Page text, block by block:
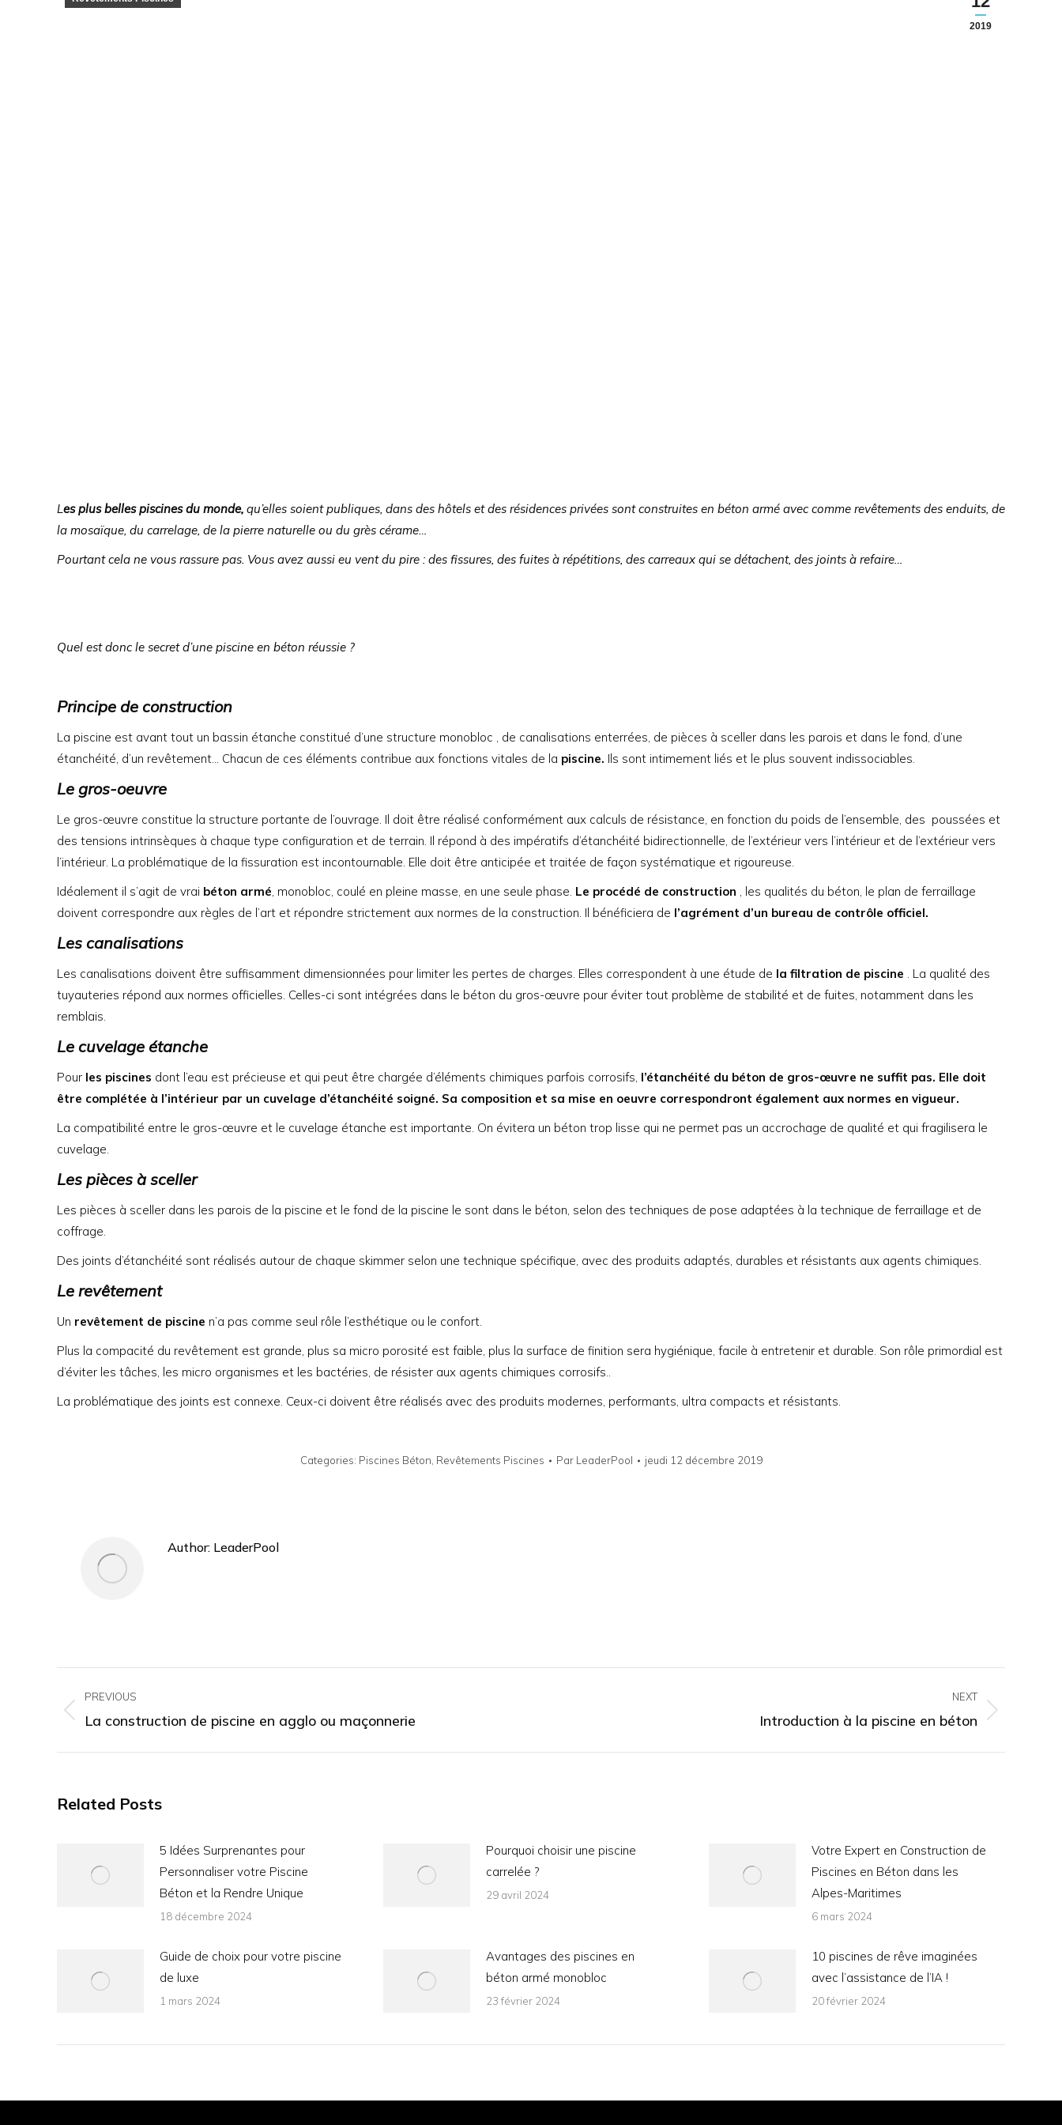
2019
Les plus belles piscines du monde, qu’elles soient publiques, dans des hôtels et des résidences privées sont construites en béton armé avec comme revêtements des enduits, de
la mosaïque, du carrelage, de la pierre naturelle ou du grès cérame…
Pourtant cela ne vous rassure pas. Vous avez aussi eu vent du pire : des fissures, des fuites à répétitions, des carreaux qui se détachent, des joints à refaire…
Quel est donc le secret d’une piscine en béton réussie ?
Principe de construction
La piscine est avant tout un bassin étanche constitué d’une structure monobloc , de canalisations enterrées, de pièces à sceller dans les parois et dans le fond, d’une
étanchéité, d’un revêtement… Chacun de ces éléments contribue aux fonctions vitales de la piscine. Ils sont intimement liés et le plus souvent indissociables.
Le gros-oeuvre
Le gros-œuvre constitue la structure portante de l’ouvrage. Il doit être réalisé conformément aux calculs de résistance, en fonction du poids de l’ensemble, des poussées et
des tensions intrinsèques à chaque type configuration et de terrain. Il répond à des impératifs d’étanchéité bidirectionnelle, de l’extérieur vers l’intérieur et de l’extérieur vers
l’intérieur. La problématique de la fissuration est incontournable. Elle doit être anticipée et traitée de façon systématique et rigoureuse.
Idéalement il s’agit de vrai béton armé, monobloc, coulé en pleine masse, en une seule phase. Le procédé de construction , les qualités du béton, le plan de ferraillage
doivent correspondre aux règles de l’art et répondre strictement aux normes de la construction. Il bénéficiera de l’agrément d’un bureau de contrôle officiel.
Les canalisations
Les canalisations doivent être suffisamment dimensionnées pour limiter les pertes de charges. Elles correspondent à une étude de la filtration de piscine . La qualité des
tuyauteries répond aux normes officielles. Celles-ci sont intégrées dans le béton du gros-œuvre pour éviter tout problème de stabilité et de fuites, notamment dans les
remblais.
Le cuvelage étanche
Pour les piscines dont l’eau est précieuse et qui peut être chargée d’éléments chimiques parfois corrosifs, l’étanchéité du béton de gros-œuvre ne suffit pas. Elle doit
être complétée à l’intérieur par un cuvelage d’étanchéité soigné. Sa composition et sa mise en oeuvre correspondront également aux normes en vigueur.
La compatibilité entre le gros-œuvre et le cuvelage étanche est importante. On évitera un béton trop lisse qui ne permet pas un accrochage de qualité et qui fragilisera le
cuvelage.
Les pièces à sceller
Les pièces à sceller dans les parois de la piscine et le fond de la piscine le sont dans le béton, selon des techniques de pose adaptées à la technique de ferraillage et de
coffrage.
Des joints d’étanchéité sont réalisés autour de chaque skimmer selon une technique spécifique, avec des produits adaptés, durables et résistants aux agents chimiques.
Le revêtement
Un revêtement de piscine n’a pas comme seul rôle l’esthétique ou le confort.
Plus la compacité du revêtement est grande, plus sa micro porosité est faible, plus la surface de finition sera hygiénique, facile à entretenir et durable. Son rôle primordial est
d’éviter les tâches, les micro organismes et les bactéries, de résister aux agents chimiques corrosifs..
La problématique des joints est connexe. Ceux-ci doivent être réalisés avec des produits modernes, performants, ultra compacts et résistants.
Categories: Piscines Béton Revêtements Piscines Par LeaderPool jeudi 12 décembre 2019
Author: LeaderPool
navigation
PREVIOUS
Previous
La construction de piscine en agglo ou maçonnerie
NEXT
Introduction à la piscine en béton
Related Posts
5 Idées Surprenantes pour
Personnaliser votre Piscine
Béton et la Rendre Unique
18 décembre 2024
Pourquoi choisir une piscine
carrelée ?
29 avril 2024
Votre Expert en Construction de
Piscines en Béton dans les
Alpes-Maritimes
6 mars 2024
Guide de choix pour votre piscine
de luxe
1 mars 2024
Avantages des piscines en
béton armé monobloc
23 février 2024
10 piscines de rêve imaginées
avec l’assistance de l’IA !
20 février 2024